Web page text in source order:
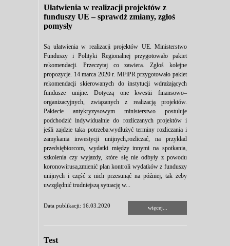
Ułatwienia w realizacji projektów z
funduszy UE – sprawdź zmiany, zgłoś
pomysły
Są ułatwienia w realizacji projektów UE. Ministerstwo
Funduszy i Polityki Regionalnej przygotowało pakiet
rekomendacji. Przeczytaj co zawiera. Zgłoś kolejne
propozycje. 14 marca 2020 r. MFiPR przygotowało pakiet
rekomendacji skierowanych do instytucji wdrażających
fundusze unijne. Dotyczą one kwestii finansowo–
organizacyjnych, związanych z realizacją projektów.
Pakiecie antykryzysowym ministerstwo postuluje
podchodzić indywidualnie do rozliczanych projektów i
jeśli zajdzie taka potrzeba:wydłużyć terminy rozliczania i
zamykania inwestycji unijnych,rozliczać, na przykład
przedsiębiorcom, wydatki między innymi na spotkania,
szkolenia czy wyjazdy, które się nie odbyły z powodu
koronowirusa,zmienić plan kontroli wydatków z funduszy
unijnych i część z nich przesunąć na później, tak żeby
uwzględnić trudniejszą sytuację w...
Data publikacji: 16.03.2020 więcej...
Test